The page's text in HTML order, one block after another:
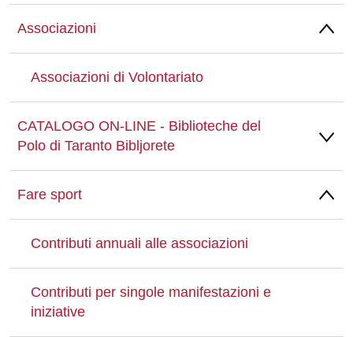
Associazioni
Associazioni di Volontariato
CATALOGO ON-LINE - Biblioteche del
Polo di Taranto Bibljorete
Fare sport
Contributi annuali alle associazioni
Contributi per singole manifestazioni e
iniziative